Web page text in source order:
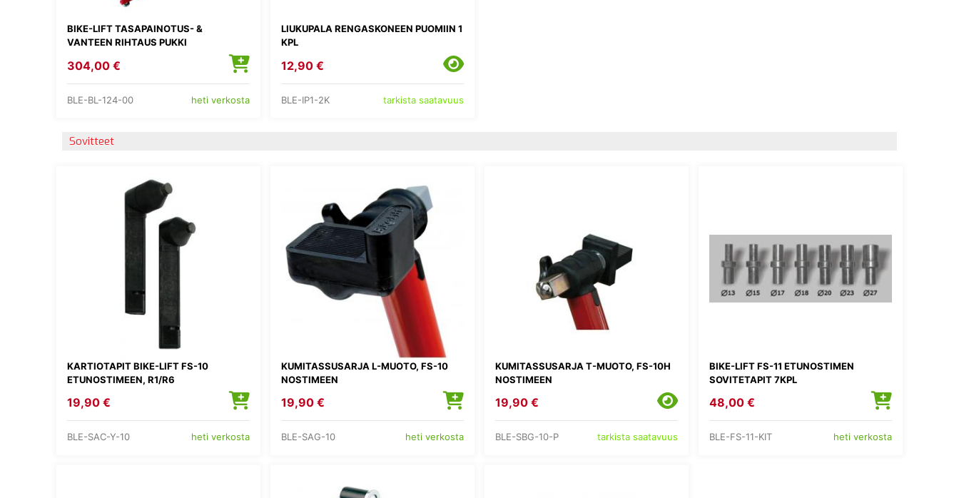
BIKE-LIFT TASAPAINOTUS- &
VANTEEN RIHTAUS PUKKI
304,00 €
BLE-BL-124-00 heti verkosta
LIUKUPALA RENGASKONEEN PUOMIIN 1
KPL
12,90 €
BLE-IP1-2K tarkista saatavuus
Sovitteet
KARTIOTAPIT BIKE-LIFT FS-10
ETUNOSTIMEEN, R1/R6
19,90 €
BLE-SAC-Y-10 heti verkosta
KUMITASSUSARJA L-MUOTO, FS-10
NOSTIMEEN
19,90 €
BLE-SAG-10 heti verkosta
KUMITASSUSARJA T-MUOTO, FS-10H
NOSTIMEEN
19,90 €
BLE-SBG-10-P tarkista saatavuus
BIKE-LIFT FS-11 ETUNOSTIMEN
SOVITETAPIT 7KPL
48,00 €
BLE-FS-11-KIT heti verkosta